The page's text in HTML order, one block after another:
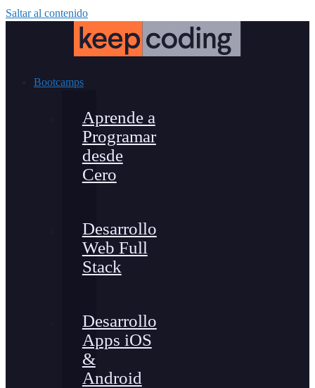
Saltar al contenido
Bootcamps
Aprende a
Programar
desde
Cero
Desarrollo
Web Full
Stack
Desarrollo
Apps iOS
&
Android